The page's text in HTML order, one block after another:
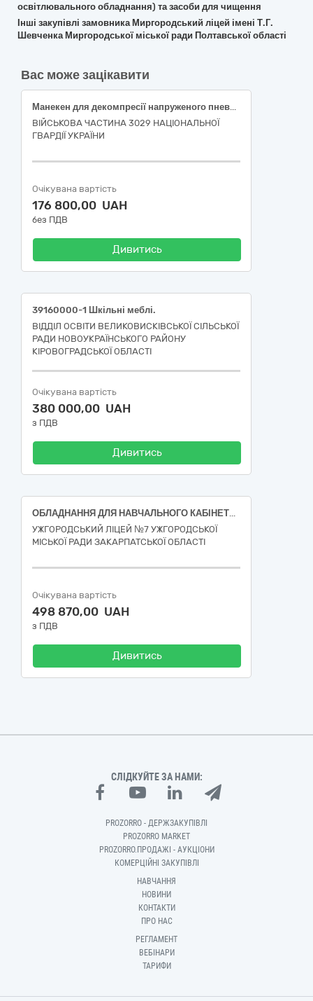
освітлювального обладнання) та засоби для чищення
Інші закупівлі замовника Миргородський ліцей імені Т.Г.
Шевченка Миргородської міської ради Полтавської області
Вас може зацікавити
Манекен для декомпресії напруженого пневмотораксу
ВІЙСЬКОВА ЧАСТИНА 3029 НАЦІОНАЛЬНОЇ
ГВАРДІЇ УКРАЇНИ
Очікувана вартість
176 800,00 UAH
без ПДВ
Дивитись
39160000-1 Шкільні меблі.
ВІДДІЛ ОСВІТИ ВЕЛИКОВИСКІВСЬКОЇ СІЛЬСЬКОЇ
РАДИ НОВОУКРАЇНСЬКОГО РАЙОНУ
КІРОВОГРАДСЬКОЇ ОБЛАСТІ
Очікувана вартість
380 000,00 UAH
з ПДВ
Дивитись
ОБЛАДНАННЯ ДЛЯ НАВЧАЛЬНОГО КАБІНЕТУ ФІЗИКИ
УЖГОРОДСЬКИЙ ЛІЦЕЙ №7 УЖГОРОДСЬКОЇ
МІСЬКОЇ РАДИ ЗАКАРПАТСЬКОЇ ОБЛАСТІ
Очікувана вартість
498 870,00 UAH
з ПДВ
Дивитись
СЛІДКУЙТЕ ЗА НАМИ:
PROZORRO - ДЕРЖЗАКУПІВЛІ
PROZORRO MARKET
PROZORRO.ПРОДАЖІ - АУКЦІОНИ
КОМЕРЦІЙНІ ЗАКУПІВЛІ
НАВЧАННЯ
НОВИНИ
КОНТАКТИ
ПРО НАС
РЕГЛАМЕНТ
ВЕБІНАРИ
ТАРИФИ